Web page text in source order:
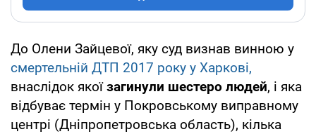
До Олени Зайцевої, яку суд визнав винною у
смертельній ДТП 2017 року у Харкові,
внаслідок якоїзагинули шестеро людей, і яка
відбуває термін у Покровському виправному
центрі (Дніпропетровська область), кілька